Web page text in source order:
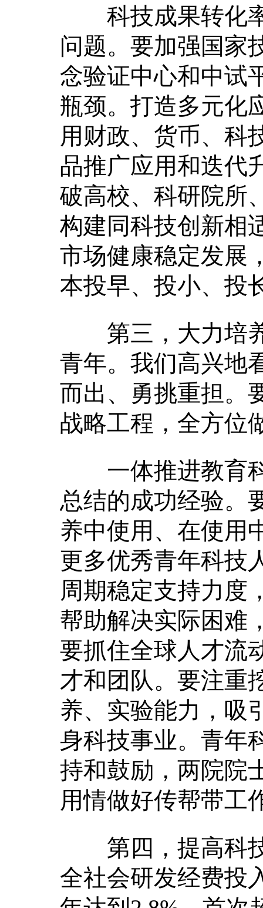
科技成果转化率
问题。要加强国家
念验证中心和中试
瓶颈。打造多元化
用财政、货币、科
品推广应用和迭代
破高校、科研院所
构建同科技创新相
市场健康稳定发展
本投早、投小、投
第三，大力培养
青年。我们高兴地
而出、勇挑重担。
战略工程，全方位
一体推进教育科
总结的成功经验。
养中使用、在使用
更多优秀青年科技
周期稳定支持力度
帮助解决实际困难
要抓住全球人才流
才和团队。要注重
养、实验能力，吸
身科技事业。青年
持和鼓励，两院院
用情做好传帮带工
第四，提高科技
全社会研发经费投